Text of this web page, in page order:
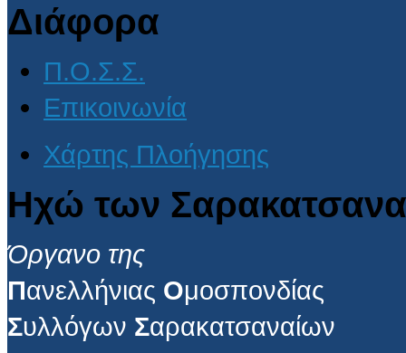
Διάφορα
Π.Ο.Σ.Σ.
Επικοινωνία
Χάρτης Πλοήγησης
Ηχώ των
Όργανο της
Πανελλήνιας Ομοσπονδίας
Συλλόγων Σαρακατσαναίων